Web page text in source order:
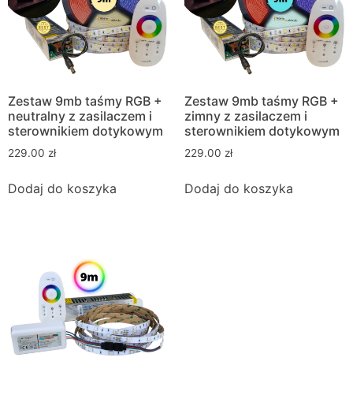
Zestaw 9mb taśmy RGB +
neutralny z zasilaczem i
sterownikiem dotykowym
229.00 zł
Dodaj do koszyka
Zestaw 9mb taśmy RGB +
zimny z zasilaczem i
sterownikiem dotykowym
229.00 zł
Dodaj do koszyka